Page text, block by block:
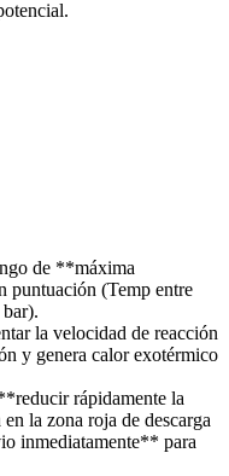
de **máxima
puntuación (Temp entre
la velocidad de reacción
y genera calor exotérmico
rápidamente la
la zona roja de descarga
inmediatamente** para